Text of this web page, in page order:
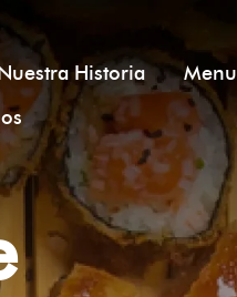
Nuestra Historia Menu